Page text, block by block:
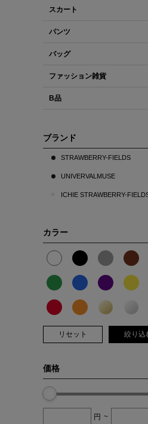
スカート
パンツ
バッグ
ファッション雑貨
B品
ブランド
STRAWBERRY-FIELDS
UNIVERVALMUSE
ICHIE STRAWBERRY-
カラー
リセット 絞り込
価格
円 ~